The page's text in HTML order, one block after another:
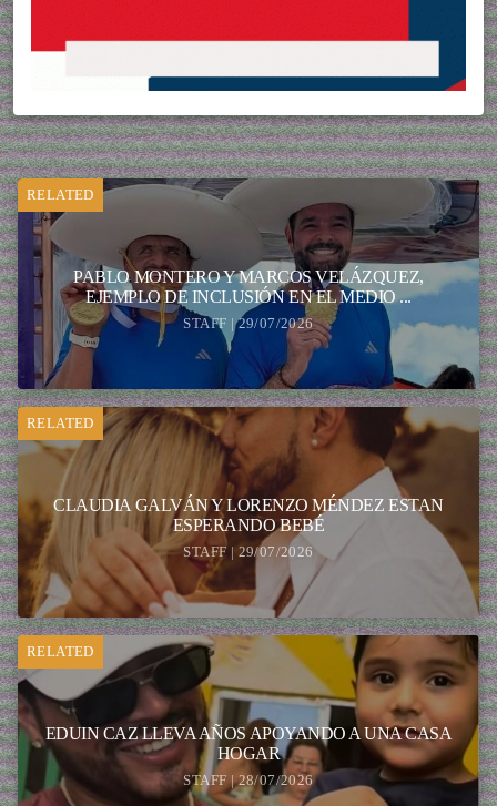
RELATED
PABLO MONTERO Y MARCOS VELÁZQUEZ,
EJEMPLO DE INCLUSIÓN EN EL MEDIO ...
STAFF | 29/07/2026
RELATED
CLAUDIA GALVÁN Y LORENZO MÉNDEZ ESTAN
ESPERANDO BEBÉ
STAFF | 29/07/2026
RELATED
EDUIN CAZ LLEVA AÑOS APOYANDO A UNA CASA
HOGAR
STAFF | 28/07/2026